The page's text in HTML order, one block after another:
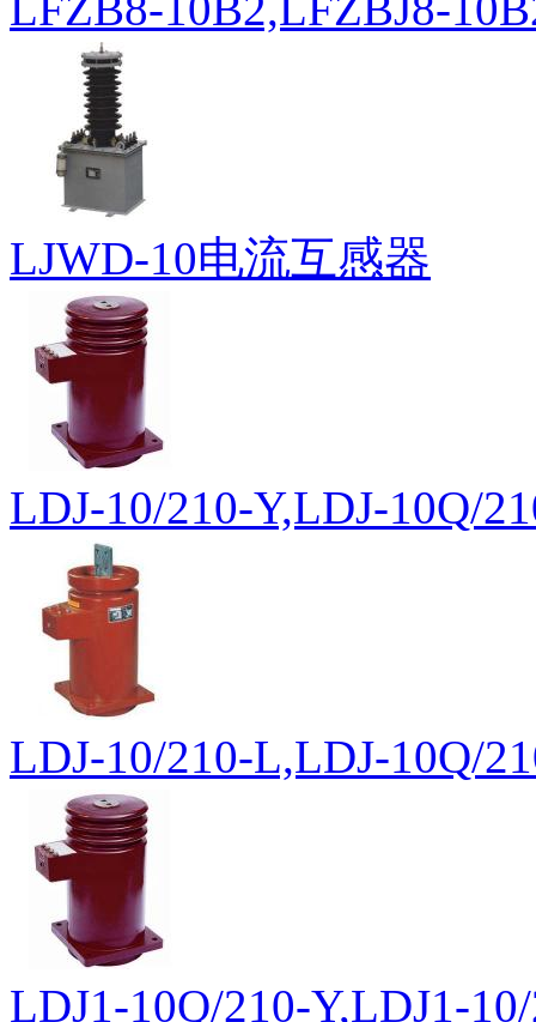
LJWD-10电流互感器
LDJ-10/210-Y,LDJ-10Q/
LDJ-10/210-L,LDJ-10Q/
LDJ1-10Q/210-Y,LDJ1-